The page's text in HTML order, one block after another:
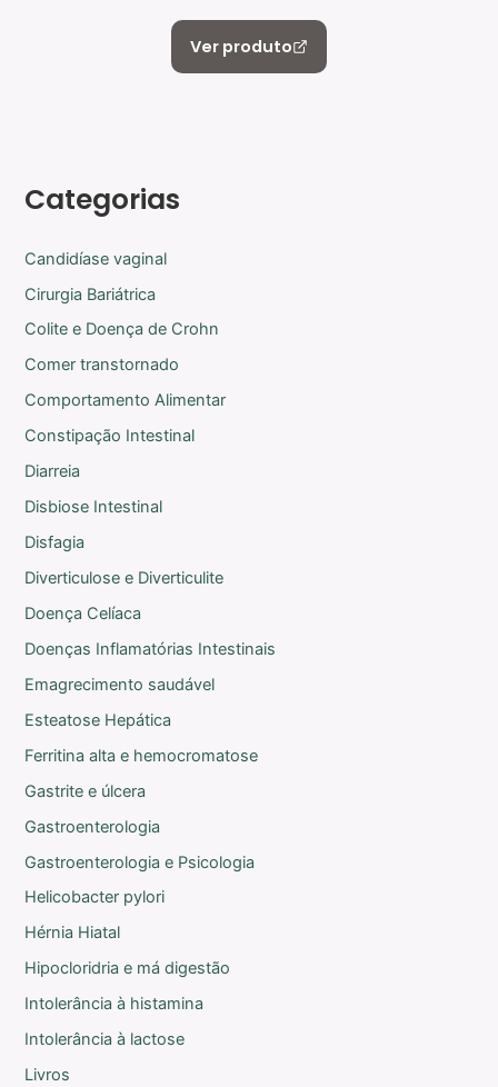
Ver produto
Categorias
Candidíase vaginal
Cirurgia Bariátrica
Colite e Doença de Crohn
Comer transtornado
Comportamento Alimentar
Constipação Intestinal
Diarreia
Disbiose Intestinal
Disfagia
Diverticulose e Diverticulite
Doença Celíaca
Doenças Inflamatórias Intestinais
Emagrecimento saudável
Esteatose Hepática
Ferritina alta e hemocromatose
Gastrite e úlcera
Gastroenterologia
Gastroenterologia e Psicologia
Helicobacter pylori
Hérnia Hiatal
Hipocloridria e má digestão
Intolerância à histamina
Intolerância à lactose
Livros